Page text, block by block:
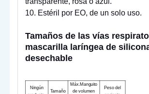
10. Estéril por EO, ​​de un solo uso.
Tamaños de las vías
mascarilla laríngea de
desechable
Ningún
Tamaño
Máx.Manguito
de volumen
Peso del